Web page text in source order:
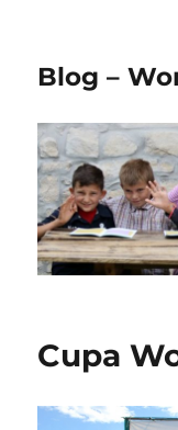
Blog –
Cupa